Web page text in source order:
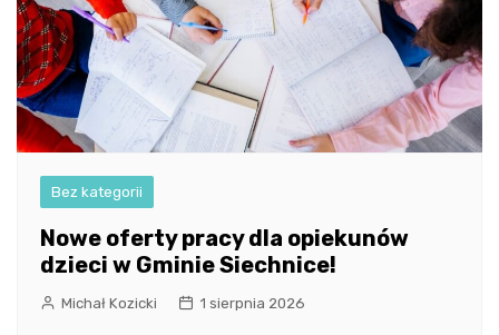
Bez kategorii
Nowe oferty pracy dla opiekunów
dzieci w Gminie Siechnice!
Michał Kozicki 1 sierpnia 2026